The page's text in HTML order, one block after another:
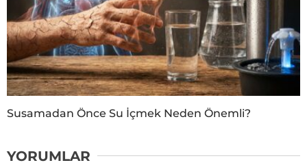
Susamadan Önce Su İçmek Neden Önemli?
YORUMLAR